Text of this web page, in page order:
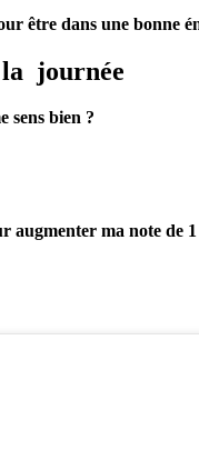
être dans une bonne
la journée
sens bien ?
augmenter ma note de